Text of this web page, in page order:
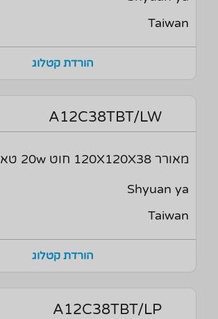
Taiwan
הורדת קטלוג
A12C38TBT/LW
מאורר 120X120X38 חוט 20w טאיוואן
Shyuan ya
Taiwan
הורדת קטלוג
A12C38TBT/LP